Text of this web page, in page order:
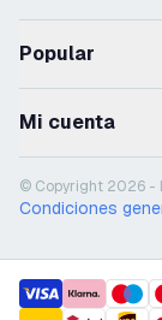
Popular
Mi cuenta
© Copyright 2026 -
Condiciones
payment